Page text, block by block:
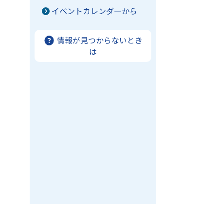
イベントカレンダーから
情報が見つからないとき
は